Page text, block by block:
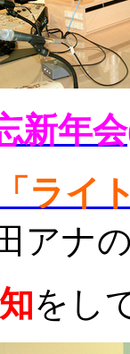
新年
ライ
アナ
をし